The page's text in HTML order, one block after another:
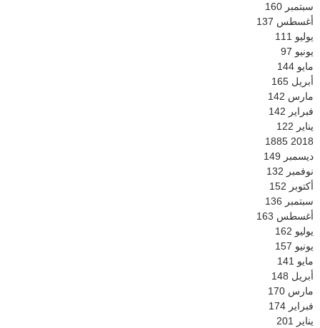
سبتمبر 160
أغسطس 137
يوليو 111
يونيو 97
مايو 144
أبريل 165
مارس 142
فبراير 142
يناير 122
2018
1885
ديسمبر 149
نوفمبر 132
أكتوبر 152
سبتمبر 136
أغسطس 163
يوليو 162
يونيو 157
مايو 141
أبريل 148
مارس 170
فبراير 174
يناير 201